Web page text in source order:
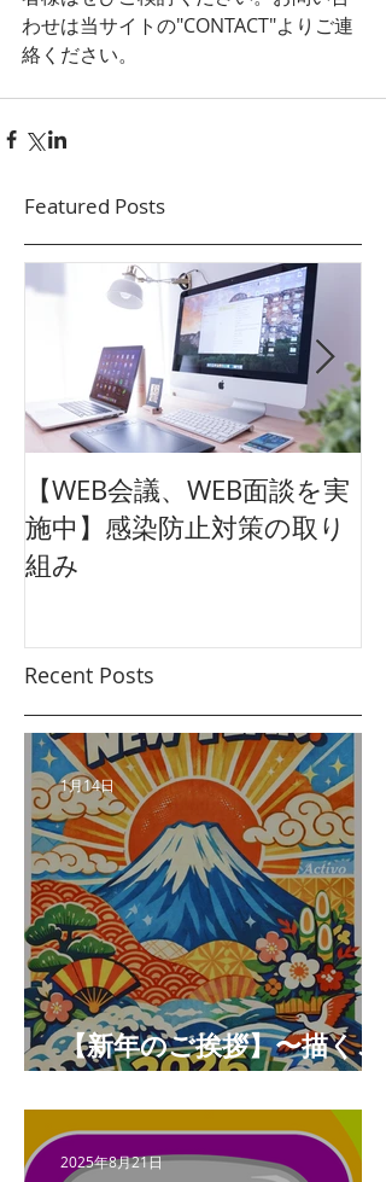
わせは当サイトの"CONTACT"よりご連
絡ください。
Featured Posts
【WEB会議、WEB面談を実
施中】感染防止対策の取り
組み
Recent Posts
【新年のご挨拶】〜描くこ
とと未来をつなぐ年へ〜
1月14日
2025年8月21日